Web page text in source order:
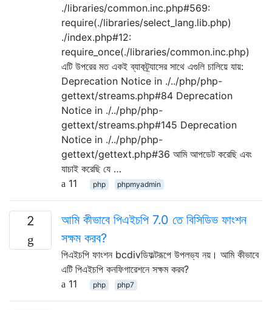
./libraries/common.inc.php#569:
require(./libraries/select_lang.lib.php)
./index.php#12:
require_once(./libraries/common.inc.php)
এটি উপরের মত একই ব্যাকট্র্যাসের সাথে এগুলি চালিয়ে যায়:
Deprecation Notice in ./../php/php-
gettext/streams.php#84 Deprecation
Notice in ./../php/php-
gettext/streams.php#145 Deprecation
Notice in ./../php/php-
gettext/gettext.php#36 আমি আপডেট করেছি এবং
যাচাই করেছি যে …
11
php phpmyadmin
2
আমি কীভাবে পিএইচপি 7.0 তে বিসিডিভ ফাংশন
সক্ষম করব?
পিএইচপি ফাংশন bcdivডিফল্টরূপে উপলভ্য নয়। আমি কীভাবে
এটি পিএইচপি কনফিগারেশনে সক্ষম করব?
11
php php7